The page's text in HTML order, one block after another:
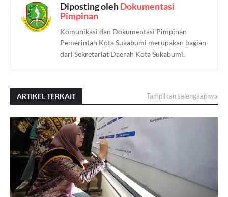
Diposting olehDokumentasi
Pimpinan
Komunikasi dan Dokumentasi Pimpinan
Pemerintah Kota Sukabumi merupakan bagian
dari Sekretariat Daerah Kota Sukabumi.
ARTIKEL TERKAIT Tampilkan selengkapnya